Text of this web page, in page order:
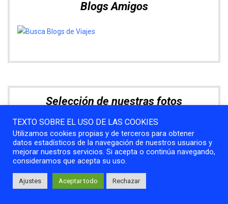
Blogs Amigos
Selección de nuestras fotos
TEXTO SOBRE EL USO DE LAS COOKIES
Utilizamos cookies propias y de terceros para obtener
datos estadísticos de la navegación de nuestros usuarios y
mejorar nuestros servicios. Si acepta o continúa navegando,
consideramos que acepta su uso.
Ajustes Aceptar todo Rechazar